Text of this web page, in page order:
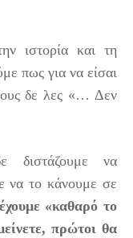
ιστορία και τη
πως για να είσαι
δε λες «… Δεν
διστάζουμε να
να το κάνουμε σε
«καθαρό το
πρώτοι θα